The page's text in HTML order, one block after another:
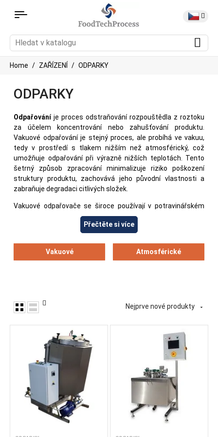
Home ZAŘÍZENÍ ODPARKY
ODPARKY
Odpařováníje proces odstraňování rozpouštědla z roztoku
za účelem koncentrování nebo zahušťování produktu.
Vakuové odpařování je stejný proces, ale probíhá ve vakuu,
tedy v prostředí s tlakem nižším než atmosférický, což
umožňuje odpařování při výrazně nižších teplotách. Tento
šetrný způsob zpracování minimalizuje riziko poškození
struktury produktu, zachovává jeho původní vlastnosti a
zabraňuje degradaci citlivých složek.
Vakuové odpařovače se široce používají v potravinářském
průmyslu, zejména při zpracování mléka a mléčných výrobků,
jako je smetana či syrovátka, a také při výrobě
Podle principu činnosti se vakuové odpařovače dělí na
dávkové a kontinuální. Dávkové jednotky jsou klasická
jednodílná zařízení, ve kterých se zpracovává konkrétní šarže
produktu, která se postupně vaří a koncentruje. Kontinuální
vakuové odpařovače se skládají z několika odpařovacích
stupňů, kterými produkt plynule prochází, přičemž počet
stupňů se volí podle požadovaného stupně zahuštění a
výstupní koncentrace.
Jednodílné vakuové odpařovací jednotky se dále rozdělují na
kapacitní zařízení s ohřevným pláštěm a kondenzátorem,
cirkulační jednotky s vzdáleným výměníkem tepla
využívajícím přirozenou cirkulaci, cirkulační jednotky s
Přečtěte si více
Vakuové Atmosférické
Nejprve nové produkty 